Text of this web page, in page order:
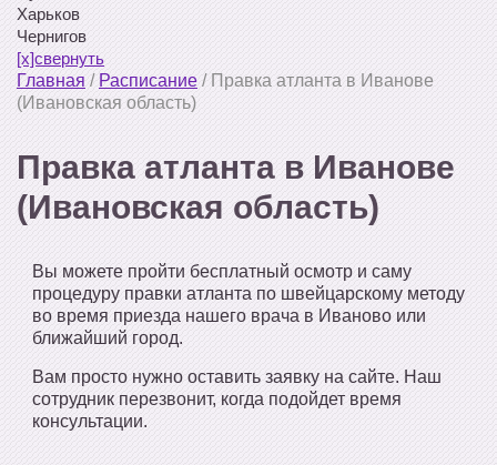
Харьков
Чернигов
[x]свернуть
Главная / Расписание / Правка атланта в Иванове
(Ивановская область)
Правка атланта в Иванове
(Ивановская область)
Вы можете пройти бесплатный осмотр и саму
процедуру правки атланта по швейцарскому методу
во время приезда нашего врача в Иваново или
ближайший город.
Вам просто нужно оставить заявку на сайте. Наш
сотрудник перезвонит, когда подойдет время
консультации.